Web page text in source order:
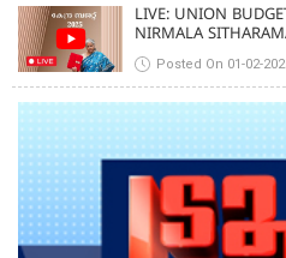
LIVE: UNION
NIRMALA
Posted On 01-02-